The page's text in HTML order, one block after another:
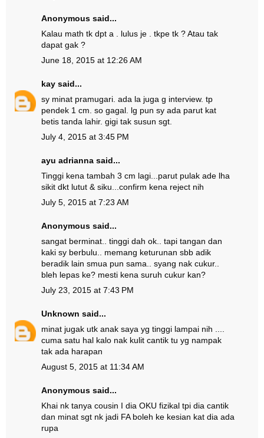
Anonymous said...
Kalau math tk dpt a . lulus je . tkpe tk ? Atau tak
dapat gak ?
June 18, 2015 at 12:26 AM
kay said...
sy minat pramugari. ada la juga g interview. tp
pendek 1 cm. so gagal. lg pun sy ada parut kat
betis tanda lahir. gigi tak susun sgt.
July 4, 2015 at 3:45 PM
ayu adrianna said...
Tinggi kena tambah 3 cm lagi...parut pulak ade lha
sikit dkt lutut & siku...confirm kena reject nih
July 5, 2015 at 7:23 AM
Anonymous said...
sangat berminat.. tinggi dah ok.. tapi tangan dan
kaki sy berbulu.. memang keturunan sbb adik
beradik lain smua pun sama.. syang nak cukur..
bleh lepas ke? mesti kena suruh cukur kan?
July 23, 2015 at 7:43 PM
Unknown said...
minat jugak utk anak saya yg tinggi lampai nih ....
cuma satu hal kalo nak kulit cantik tu yg nampak
tak ada harapan
August 5, 2015 at 11:34 AM
Anonymous said...
Khai nk tanya cousin I dia OKU fizikal tpi dia cantik
dan minat sgt nk jadi FA boleh ke kesian kat dia ada
rupa